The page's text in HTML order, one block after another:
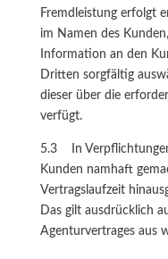
Fremdleistung erfolgt
im Namen des
Information an den
Dritten sorgfältig
dieser über die
verfügt.
5.3 In
Kunden namhaft
Vertragslaufzeit
Das gilt ausdrücklich
Agenturvertrages aus